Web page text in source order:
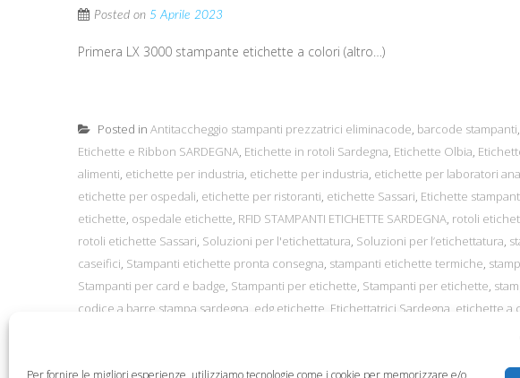
Per fornire le migliori esperienze, utilizziamo tecnologie come i cookie per memorizzare e/o
Posted on 5 Aprile 2023
Primera LX 3000 stampante etichette a colori (altro…)
Posted in Antitaccheggio stampanti prezzatrici eliminacode, barcode stampanti,
Etichette e Ribbon SARDEGNA, Etichette in rotoli Sardegna, Etichette Olbia,
alimenti, etichette per industria, etichette per industria, etichette per laboratori
etichette per ospedali, etichette per ristoranti, etichette Sassari, Etichette
etichette, ospedale etichette, RFID STAMPANTI ETICHETTE SARDEGNA, rotoli
rotoli etichette Sassari, Soluzioni per l'etichettatura, Soluzioni per l’etichettatura,
caseifici, Stampanti etichette pronta consegna, stampanti etichette termiche,
Stampanti per card e badge, Stampanti per etichette, Stampanti per etichette,
codice a barre stampa sardegna edg etichette Etichettatrici Sardegna etichette a